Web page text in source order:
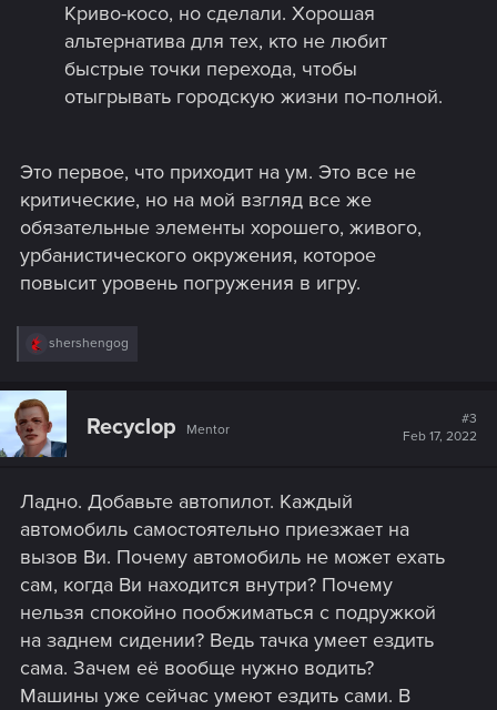
Криво-косо, но сделали. Хорошая
альтернатива для тех, кто не любит
быстрые точки перехода, чтобы
отыгрывать городскую жизни по-полной.
Это первое, что приходит на ум. Это все не
критические, но на мой взгляд все же
обязательные элементы хорошего, живого,
урбанистического окружения, которое
повысит уровень погружения в игру.
R
c
t
i
o
:
shershengog
Recyclop Mentor
#3
Feb 17, 2022
Ладно. Добавьте автопилот. Каждый
автомобиль самостоятельно приезжает на
вызов Ви. Почему автомобиль не может ехать
сам, когда Ви находится внутри? Почему
нельзя спокойно пообжиматься с подружкой
на заднем сидении? Ведь тачка умеет ездить
сама. Зачем её вообще нужно водить?
Машины уже сейчас умеют ездить сами. В